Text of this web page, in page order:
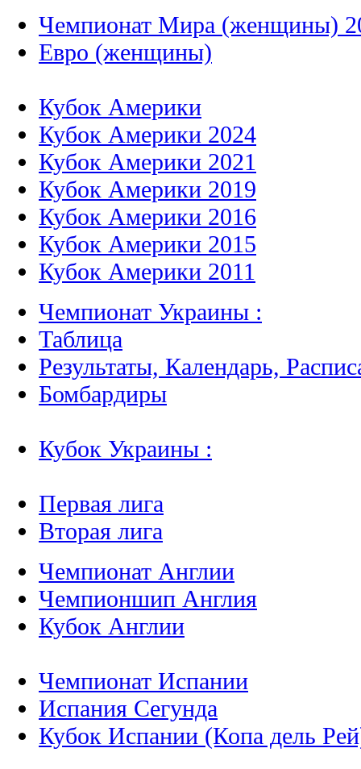
Чемпионат Мира (женщины)
Евро (женщины)
Кубок Америки
Кубок Америки 2024
Кубок Америки 2021
Кубок Америки 2019
Кубок Америки 2016
Кубок Америки 2015
Кубок Америки 2011
Чемпионат Украины :
Таблица
Результаты, Календарь,
Бомбардиры
Кубок Украины :
Первая лига
Вторая лига
Чемпионат Англии
Чемпионшип Англия
Кубок Англии
Чемпионат Испании
Испания Сегунда
Кубок Испании (Копа дель